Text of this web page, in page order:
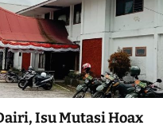
Isu Mutasi Hoax